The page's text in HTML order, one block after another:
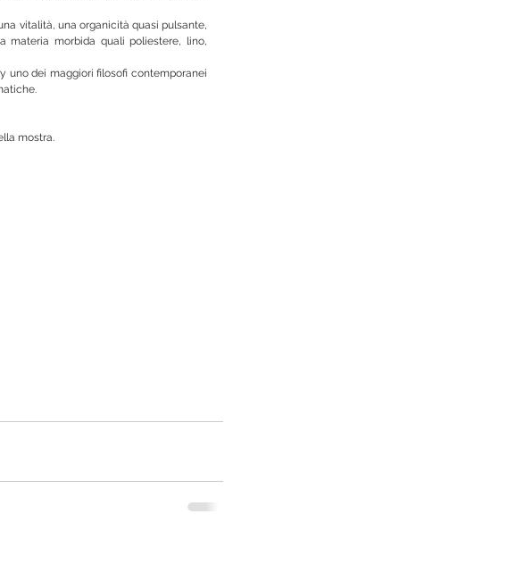
vitalità, una organicità quasi pulsante,
materia morbida quali poliestere, lino,
uno dei maggiori filosofi contemporanei
mostra.